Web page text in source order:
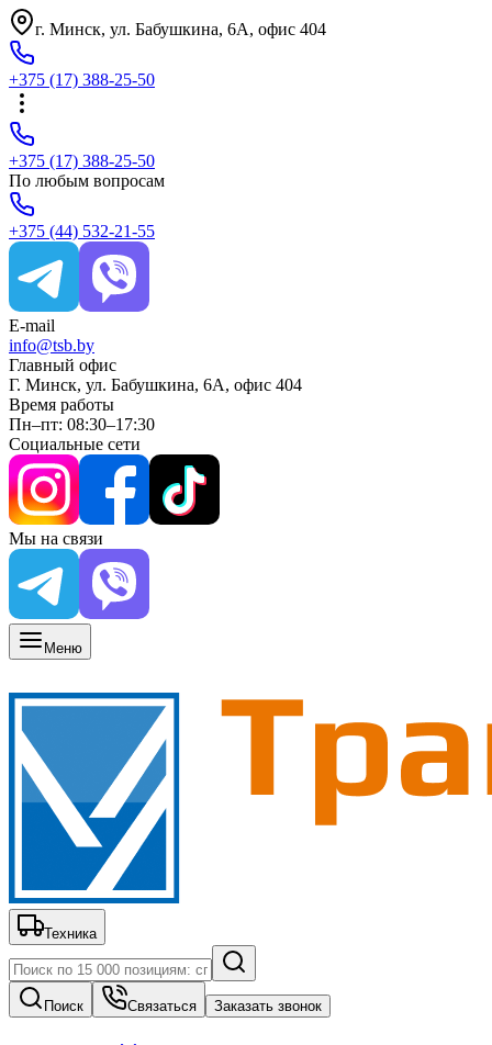
г. Минск, ул. Бабушкина, 6A, офис 404
+375 (17) 388-25-50
+375 (17) 388-25-50
По любым вопросам
+375 (44) 532-21-55
E-mail
info@tsb.by
Главный офис
Г. Минск, ул. Бабушкина, 6A, офис 404
Время работы
Пн–пт: 08:30–17:30
Социальные сети
Мы на связи
Меню
Техника
Поиск Связаться Заказать звонок